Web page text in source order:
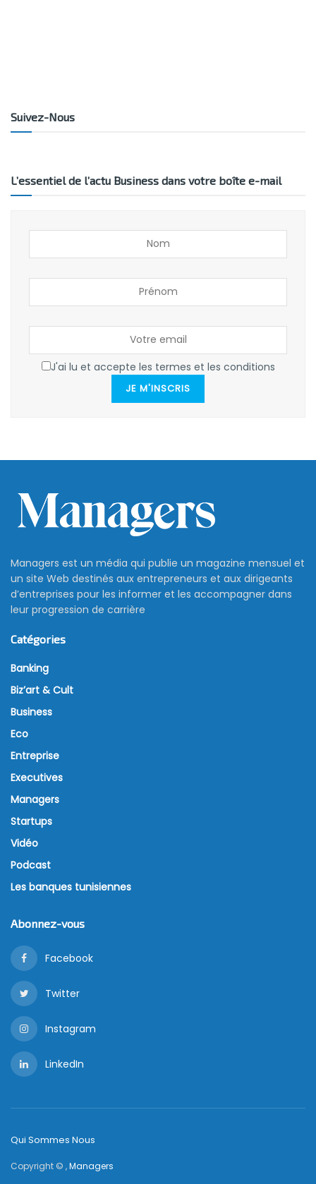
Suivez-Nous
L’essentiel de l’actu Business dans votre boîte e-mail
J'ai lu et accepte les termes et les conditions
JE M'INSCRIS
Managers est un média qui publie un magazine mensuel et
un site Web destinés aux entrepreneurs et aux dirigeants
d’entreprises pour les informer et les accompagner dans
leur progression de carrière
Catégories
Banking
Biz’art & Cult
Business
Eco
Entreprise
Executives
Managers
Startups
Vidéo
Podcast
Les banques tunisiennes
Abonnez-vous
Facebook
Twitter
Instagram
LinkedIn
Qui Sommes Nous
Copyright © ,Managers